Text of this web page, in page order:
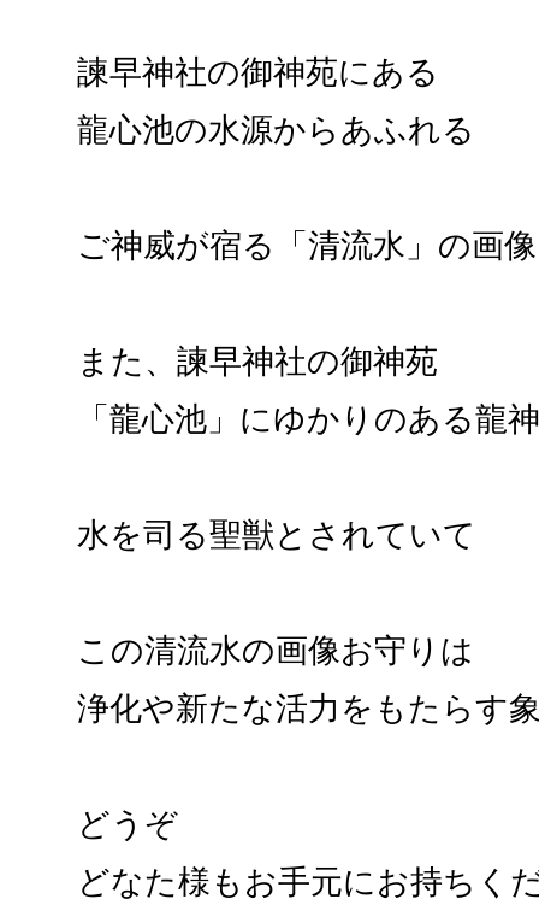
諫早神社の御神苑にある
龍心池の水源からあふれる
ご神威が宿る「清流水」の画
また、諫早神社の御神苑
「龍心池」にゆかりのある龍
水を司る聖獣とされていて
この清流水の画像お守りは
浄化や新たな活力をもたらす
どうぞ
どなた様もお手元にお持ちく